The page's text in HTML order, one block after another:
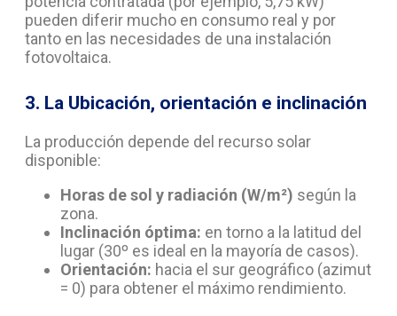
pueden diferir mucho en consumo real y por
tanto en las necesidades de una instalación
fotovoltaica.
3. La Ubicación, orientación e inclinación
La producción depende del recurso solar
disponible:
Horas de sol y radiación (W/m²) según la
zona.
Inclinación óptima: en torno a la latitud del
lugar (30º es ideal en la mayoría de casos).
Orientación: hacia el sur geográfico (azimut
= 0) para obtener el máximo rendimiento.